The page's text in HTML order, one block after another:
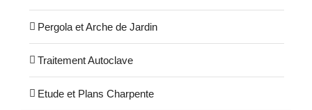
Pergola et Arche de Jardin
Traitement Autoclave
Etude et Plans Charpente